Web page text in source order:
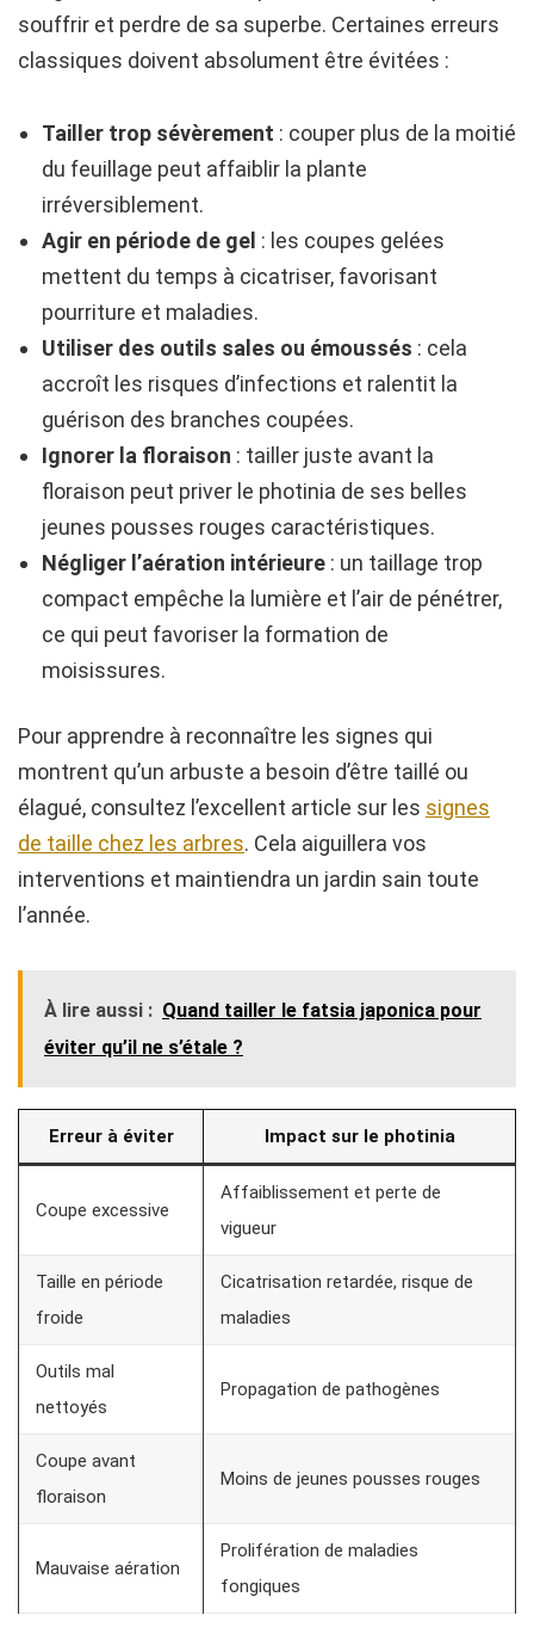
souffrir et perdre de sa superbe. Certaines erreurs
classiques doivent absolument être évitées :
Tailler trop sévèrement : couper plus de la moitié
du feuillage peut affaiblir la plante
irréversiblement.
Agir en période de gel : les coupes gelées
mettent du temps à cicatriser, favorisant
pourriture et maladies.
Utiliser des outils sales ou émoussés : cela
accroît les risques d’infections et ralentit la
guérison des branches coupées.
Ignorer la floraison : tailler juste avant la
floraison peut priver le photinia de ses belles
jeunes pousses rouges caractéristiques.
Négliger l’aération intérieure : un taillage trop
compact empêche la lumière et l’air de pénétrer,
ce qui peut favoriser la formation de
moisissures.
Pour apprendre à reconnaître les signes qui
montrent qu’un arbuste a besoin d’être taillé ou
élagué, consultez l’excellent article sur les signes
de taille chez les arbres. Cela aiguillera vos
interventions et maintiendra un jardin sain toute
l’année.
À lire aussi : Quand tailler le fatsia japonica pour
éviter qu’il ne s’étale ?
Erreur à éviter Impact sur le photinia
Coupe excessive
Affaiblissement et perte de
vigueur
Taille en période
froide
Cicatrisation retardée, risque de
maladies
Outils mal
nettoyés
Propagation de pathogènes
Coupe avant
floraison
Moins de jeunes pousses rouges
Mauvaise aération
Prolifération de maladies
fongiques